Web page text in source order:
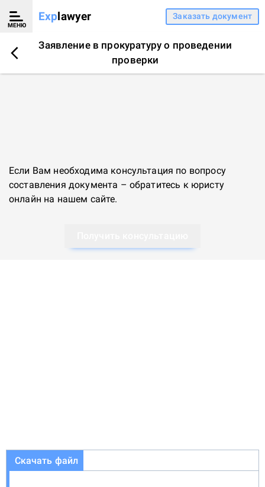
МЕНЮ
Explawyer Заказать документ
Заявление в прокуратуру о проведении
проверки
Если Вам необходима консультация по вопросу
составления документа – обратитесь к юристу
онлайн на нашем сайте.
Скачать файл